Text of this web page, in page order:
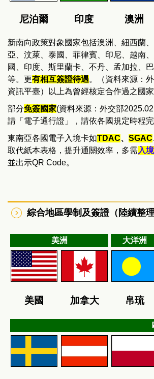
尼泊爾 印度 澳洲
新南向政策對象國家包括澳洲、紐西蘭
亞、汶萊、泰國、菲律賓、印尼、越南
國、印度、斯里蘭卡、不丹、孟加拉、
等。更有相互簽證待遇。（資料來源：外
資訊平臺）以上為曾經核定合作過之國
部分免簽國家(資料來源：外交部
請「電子通行證」，請依各國規定時程完
東南亞各國電子入境卡如TDAC、 SGAC
取代紙本表格，提升通關效率，多需入
並出示QR Code。
綜合地區學制及簽證（陸續整
美洲 大洋洲
美國 加拿大 帛琉